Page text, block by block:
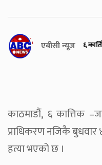
एबीसी न्यूज ६
काठमाडौं, ६ कात्तिक
प्राधिकरण नजिकै बुधवार
हत्या भएको छ ।